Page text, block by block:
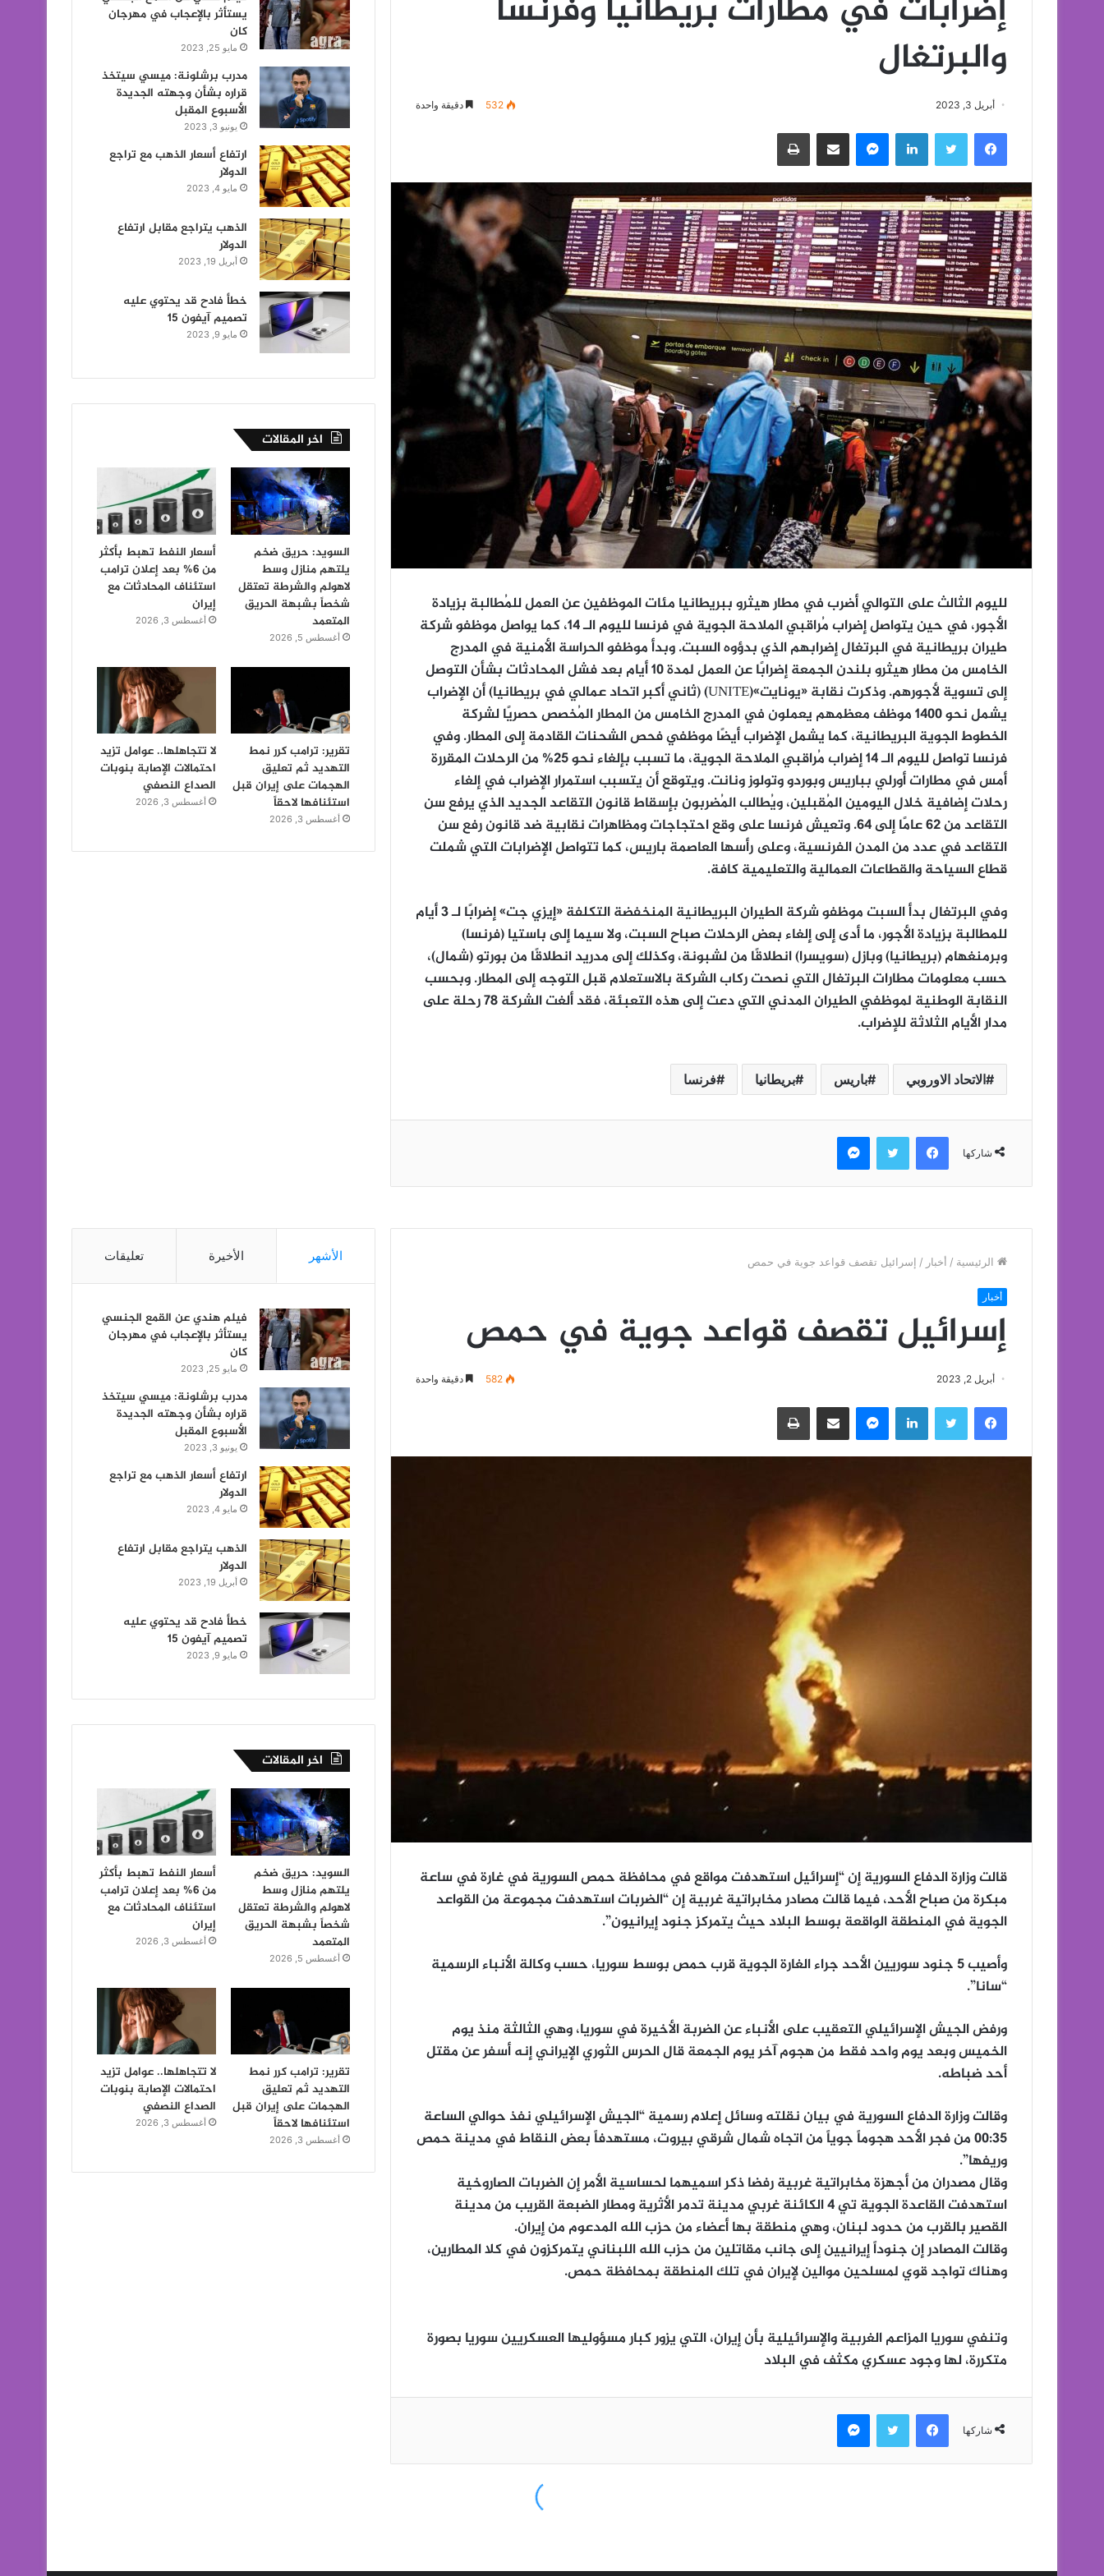
إضرابات في مطارات بريطانيا وفرنسا
والبرتغال
أبريل 3, 2023 532 دقيقة واحدة
فيسبوك تويتر لينكدإن ماسنجر مشاركة عبر البريد طباعة
لليوم الثالث على التوالي أضرب في مطار هيثرو ببريطانيا مئات الموظفين عن العمل للمُطالبة بزيادة
الأجور، في حين يتواصل إضراب مُراقبي الملاحة الجوية في فرنسا لليوم الـ 14، كما يواصل موظفو شركة
طيران بريطانية في البرتغال إضرابهم الذي بدؤوه السبت. وبدأ موظفو الحراسة الأمنية في المدرج
الخامس من مطار هيثرو بلندن الجمعة إضرابًا عن العمل لمدة 10 أيام بعد فشل المحادثات بشأن التوصل
إلى تسوية لأجورهم. وذكرت نقابة «يونايت»(UNITE) (ثاني أكبر اتحاد عمالي في بريطانيا) أن الإضراب
يشمل نحو 1400 موظف معظمهم يعملون في المدرج الخامس من المطار المُخصص حصريًا لشركة
الخطوط الجوية البريطانية، كما يشمل الإضراب أيضًا موظفي فحص الشحنات القادمة إلى المطار. وفي
فرنسا تواصل لليوم الـ 14 إضراب مُراقبي الملاحة الجوية، ما تسبب بإلغاء نحو 25% من الرحلات المقررة
أمس في مطارات أورلي بباريس وبوردو وتولوز ونانت. ويتوقع أن يتسبب استمرار الإضراب في إلغاء
رحلات إضافية خلال اليومين المُقبلين، ويُطالب المُضربون بإسقاط قانون التقاعد الجديد الذي يرفع سن
التقاعد من 62 عامًا إلى 64. وتعيش فرنسا على وقع احتجاجات ومظاهرات نقابية ضد قانون رفع سن
التقاعد في عدد من المدن الفرنسية، وعلى رأسها العاصمة باريس، كما تتواصل الإضرابات التي شملت
قطاع السياحة والقطاعات العمالية والتعليمية كافة.
وفي البرتغال بدأ السبت موظفو شركة الطيران البريطانية المنخفضة التكلفة «إيزي جت» إضرابًا لـ 3 أيام
للمطالبة بزيادة الأجور، ما أدى إلى إلغاء بعض الرحلات صباح السبت، ولا سيما إلى باستيا (فرنسا)
وبرمنغهام (بريطانيا) وبازل (سويسرا) انطلاقًا من لشبونة، وكذلك إلى مدريد انطلاقًا من بورتو (شمال)،
حسب معلومات مطارات البرتغال التي نصحت ركاب الشركة بالاستعلام قبل التوجه إلى المطار. وبحسب
النقابة الوطنية لموظفي الطيران المدني التي دعت إلى هذه التعبئة، فقد ألغت الشركة 78 رحلة على
مدار الأيام الثلاثة للإضراب.
الاتحاد الاوروبي باريس بريطانيا فرنسا
شاركها
فيسبوك تويتر ماسنجر
يستأثر بالإعجاب في مهرجان
كان
مايو 25, 2023
مدرب برشلونة: ميسي سيتخذ
قراره بشأن وجهته الجديدة
الأسبوع المقبل
يونيو 3, 2023
ارتفاع أسعار الذهب مع تراجع
الدولار
مايو 4, 2023
الذهب يتراجع مقابل ارتفاع
الدولار
أبريل 19, 2023
خطأ فادح قد يحتوي عليه
تصميم آيفون 15
مايو 9, 2023
اخر المقالات
السويد: حريق ضخم
يلتهم منازل وسط
لاهولم والشرطة تعتقل
شخصاً بشبهة الحريق
المتعمد
أغسطس 5, 2026
أسعار النفط تهبط بأكثر
من 6% بعد إعلان ترامب
استئناف المحادثات مع
إيران
أغسطس 3, 2026
تقرير: ترامب كرر نمط
التهديد ثم تعليق
الهجمات على إيران قبل
استئنافها لاحقاً
أغسطس 3, 2026
لا تتجاهلها.. عوامل تزيد
احتمالات الإصابة بنوبات
الصداع النصفي
أغسطس 3, 2026